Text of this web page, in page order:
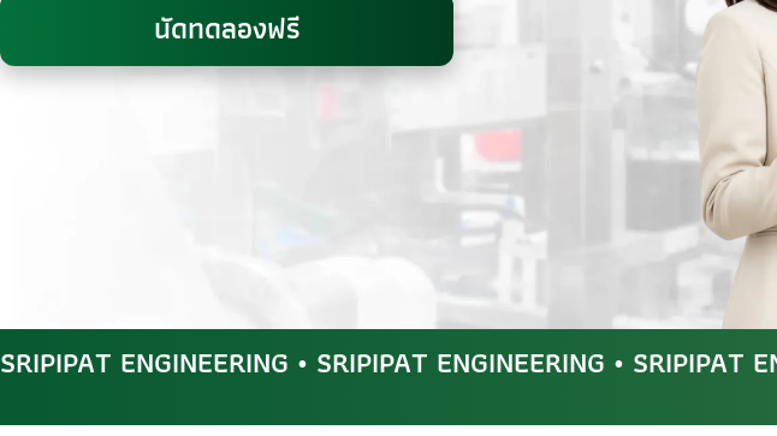
นัดทดลองฟรี
SRIPIPAT ENGINEERING • SRIPIPAT ENGINEERING •